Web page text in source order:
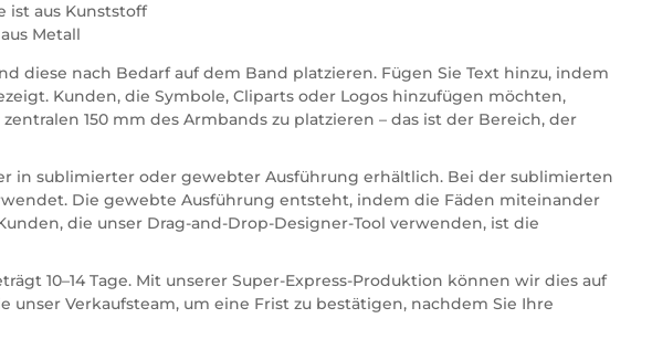
ist aus Kunststoff
Metall
diese nach Bedarf auf dem Band platzieren. Fügen Sie Text hinzu, indem
Kunden, die Symbole, Cliparts oder Logos hinzufügen möchten,
150 mm des Armbands zu platzieren – das ist der Bereich, der
in sublimierter oder gewebter Ausführung erhältlich. Bei der sublimierten
Die gewebte Ausführung entsteht, indem die Fäden miteinander
die unser Drag-and-Drop-Designer-Tool verwenden, ist die
10–14 Tage. Mit unserer Super-Express-Produktion können wir dies auf
Verkaufsteam, um eine Frist zu bestätigen, nachdem Sie Ihre